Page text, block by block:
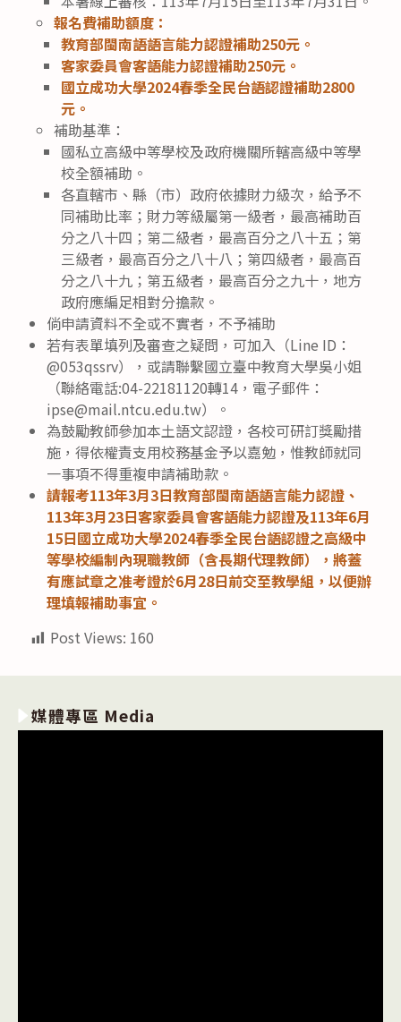
報名費補助額度：
教育部閩南語語言能力認證補助250元。
客家委員會客語能力認證補助250元。
國立成功大學2024春季全民台語認證補助2800
元。
補助基準：
國私立高級中等學校及政府機關所轄高級中等學
校全額補助。
各直轄市、縣（市）政府依據財力級次，給予不
同補助比率；財力等級屬第一級者，最高補助百
分之八十四；第二級者，最高百分之八十五；第
三級者，最高百分之八十八；第四級者，最高百
分之八十九；第五級者，最高百分之九十，地方
政府應編足相對分擔款。
倘申請資料不全或不實者，不予補助
若有表單填列及審查之疑問，可加入（Line ID：
@053qssrv），或請聯繫國立臺中教育大學吳小姐
（聯絡電話:04-22181120轉14，電子郵件：
ipse@mail.ntcu.edu.tw）。
為鼓勵教師參加本土語文認證，各校可研訂獎勵措
施，得依權責支用校務基金予以嘉勉，惟教師就同
一事項不得重複申請補助款。
請報考113年3月3日教育部閩南語語言能力認證、
113年3月23日客家委員會客語能力認證及113年6月
15日國立成功大學2024春季全民台語認證之高級中
等學校編制內現職教師（含長期代理教師），將蓋
有應試章之准考證於6月28日前交至教學組，以便辦
理填報補助事宜。
Post Views: 160
媒體專區 Media